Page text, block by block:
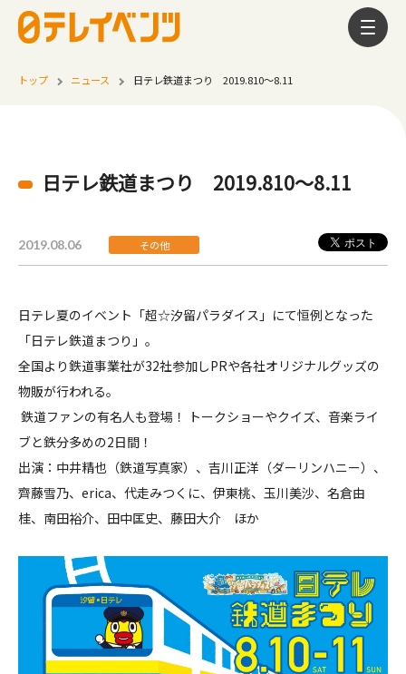
トップ ニュース 日テレ鉄道まつり 2019.810～8.11
日テレ鉄道まつり 2019.810～8.11
2019.08.06 その他
日テレ夏のイベント「超☆汐留パラダイス」にて恒例となった
「日テレ鉄道まつり」。
全国より鉄道事業社が32社参加しPRや各社オリジナルグッズの
物販が行われる。
鉄道ファンの有名人も登場！ トークショーやクイズ、音楽ライ
ブと鉄分多めの2日間！
出演：中井精也（鉄道写真家）、吉川正洋（ダーリンハニー）、
齊藤雪乃、erica、代走みつくに、伊東桃、玉川美沙、名倉由
桂、南田裕介、田中匡史、藤田大介 ほか